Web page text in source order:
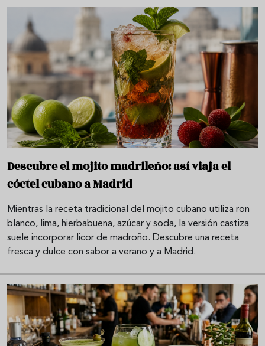
Descubre el mojito madrileño: así viaja el
cóctel cubano a Madrid
Mientras la receta tradicional del mojito cubano utiliza ron
blanco, lima, hierbabuena, azúcar y soda, la versión castiza
suele incorporar licor de madroño. Descubre una receta
fresca y dulce con sabor a verano y a Madrid.